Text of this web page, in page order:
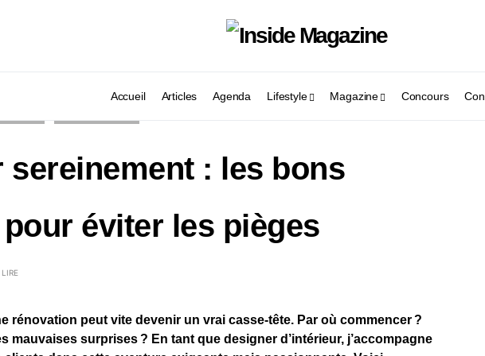
Accueil Articles Agenda Lifestyle Magazine Concours
sereinement : les bons
éviter les pièges
rénovation peut vite devenir un vrai casse-tête. Par où commencer ?
mauvaises surprises ? En tant que designer d’intérieur, j’accompagne